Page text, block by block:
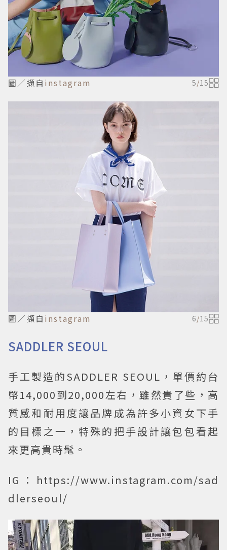
圖／擷自 instagram 5/15
圖／擷自 instagram 6/15
SADDLER SEOUL
手工製造的SADDLER SEOUL，單價約台
幣14,000到20,000左右，雖然貴了些，高
質感和耐用度讓品牌成為許多小資女下手
的目標之一，特殊的把手設計讓包包看起
來更高貴時髦。
IG：https://www.instagram.com/sad
dlerseoul/